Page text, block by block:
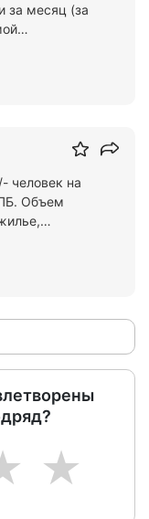
за месяц (за
человек на
Объем
5